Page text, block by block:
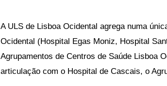
A ULS de Lisboa Ocidental agrega numa
Ocidental (Hospital Egas Moniz, Hospital
Agrupamentos de Centros de Saúde Lisboa
articulação com o Hospital de Cascais, o